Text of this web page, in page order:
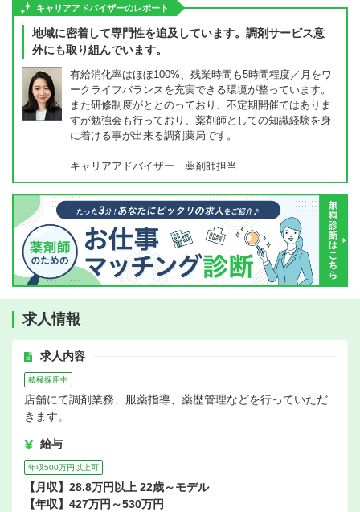
キャリアアドバイザーのレポート
地域に密着して専門性を追及しています。調剤サービス意
外にも取り組んでいます。
有給消化率はほぼ100%、残業時間も5時間程度／月をワ
ークライフバランスを充実できる環境が整っています。
また研修制度がととのっており、不定期開催ではありま
すが勉強会も行っており、薬剤師としての知識経験を身
に着ける事が出来る調剤薬局です。
キャリアアドバイザー 薬剤師担当
求人情報
求人内容
積極採用中
店舗にて調剤業務、服薬指導、薬歴管理などを行っていただ
きます。
給与
年収500万円以上可
【月収】28.8万円以上 22歳～モデル
【年収】427万円～530万円